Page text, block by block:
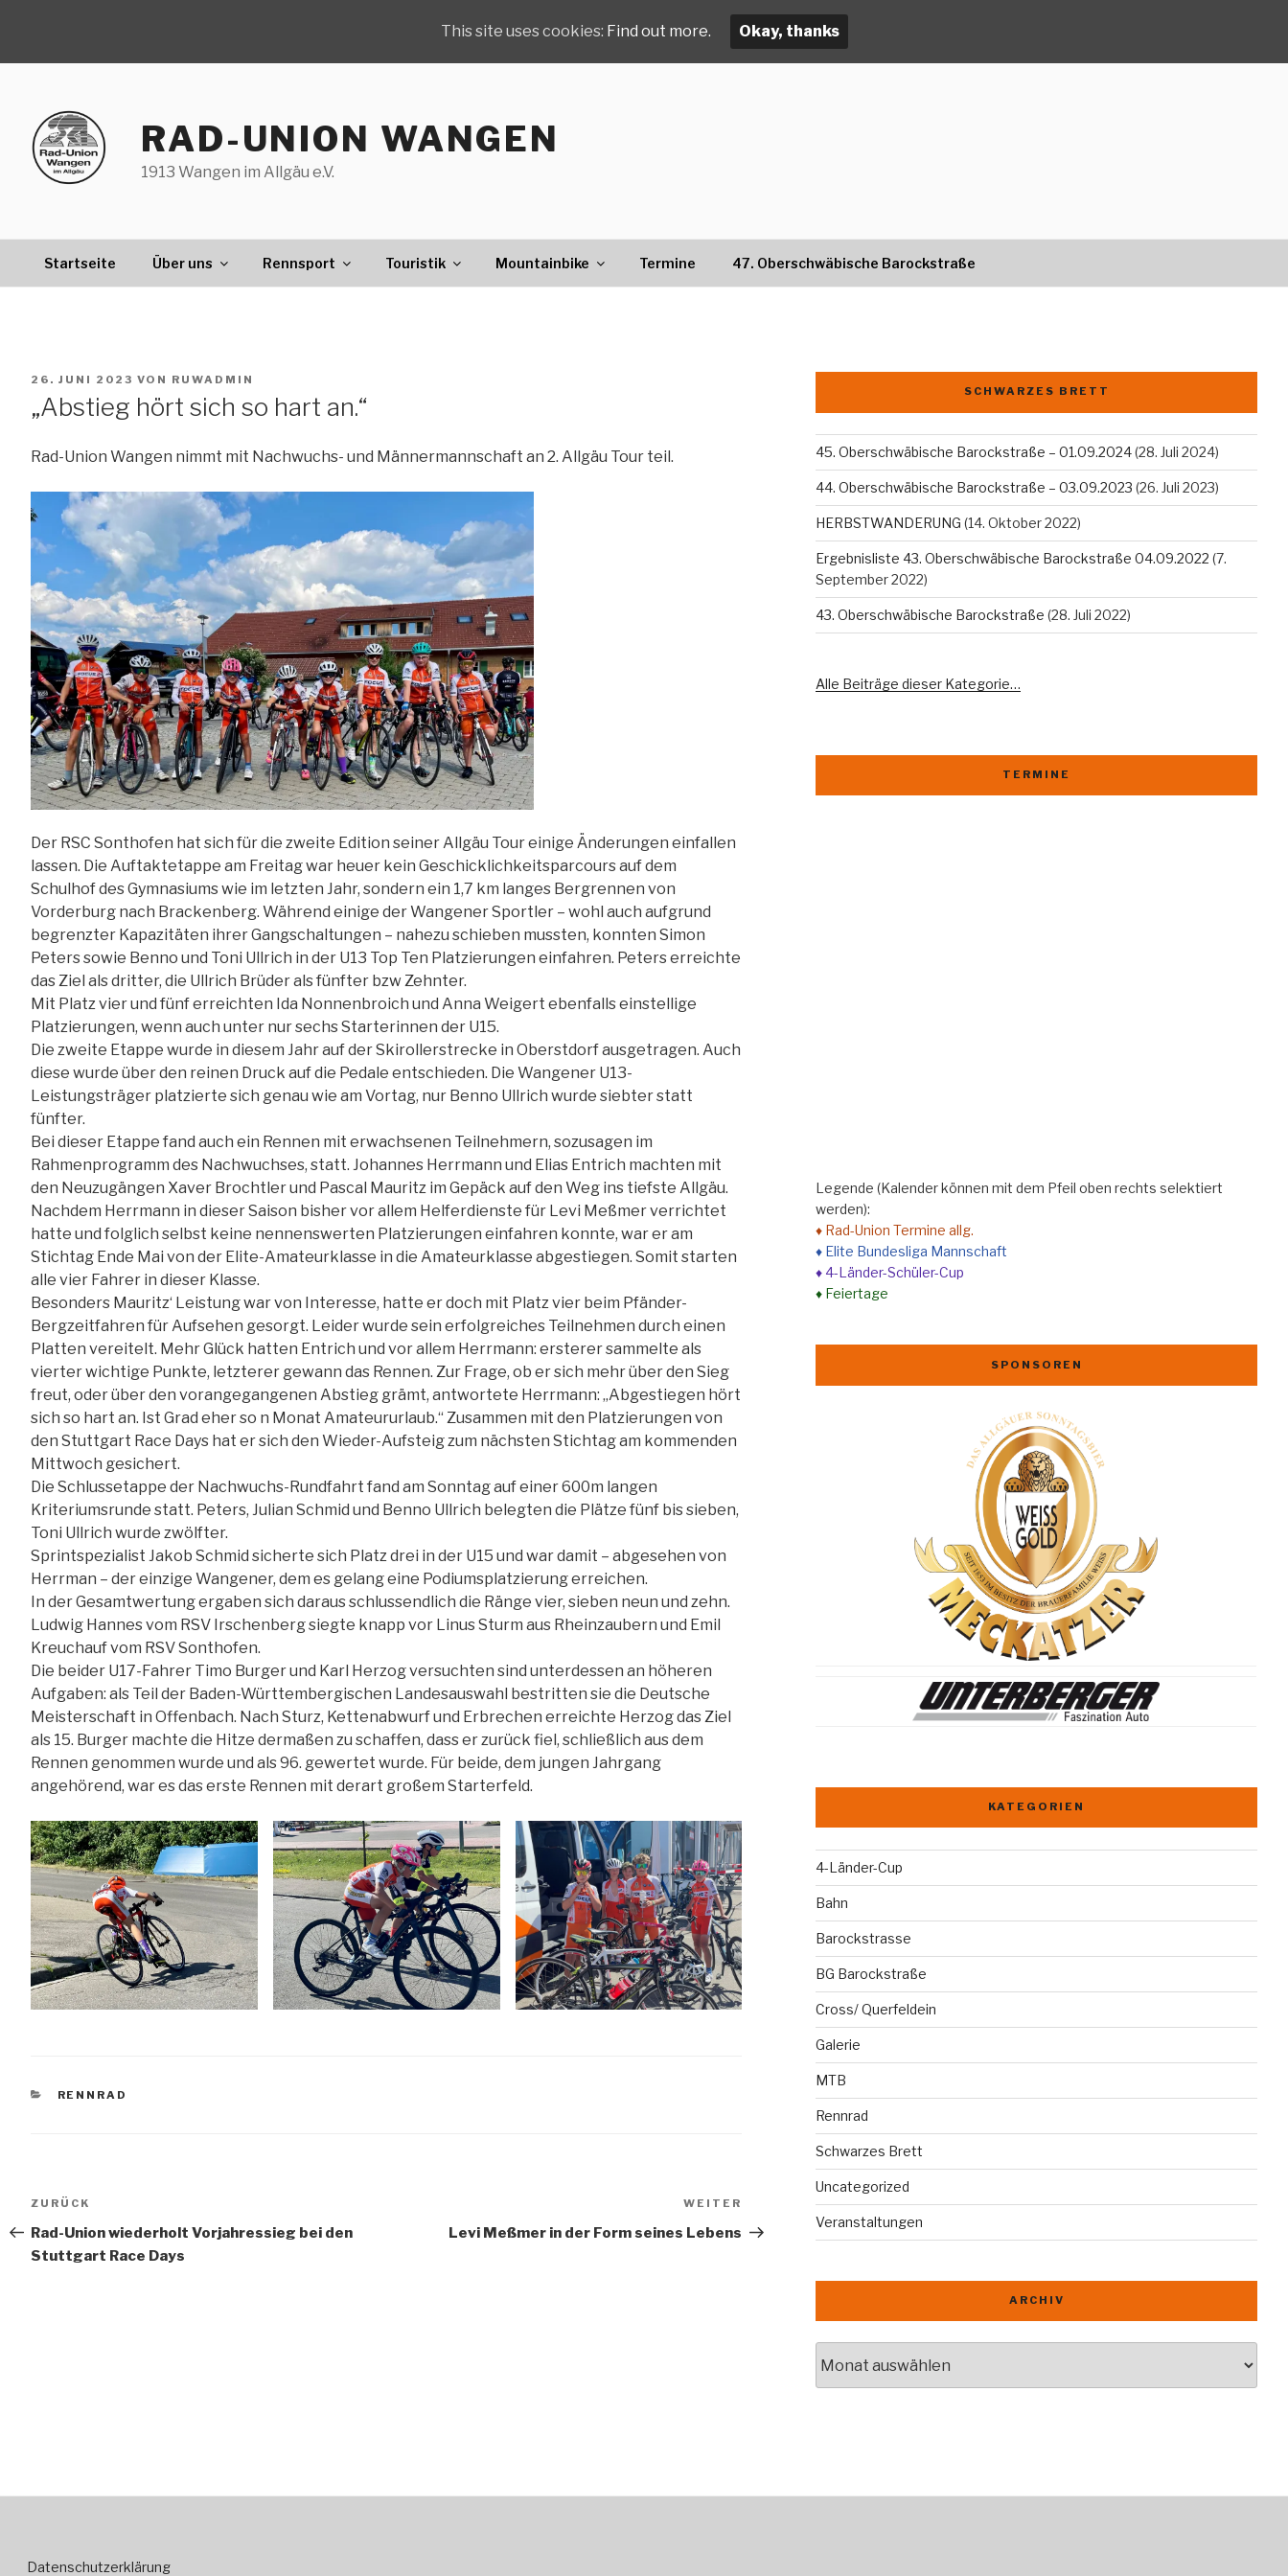
springen
RAD-UNION WANGEN
1913 Wangen im Allgäu e.V.
Startseite Über uns Rennsport Touristik Mountainbike Termine 47. Oberschwäbische Barockstraße
VERÖFFENTLICHT
26. JUNI 2023 VON RUWADMIN
„Abstieg hört sich so hart an.“
Rad-Union Wangen nimmt mit Nachwuchs- und Männermannschaft an 2. Allgäu Tour teil.
Der RSC Sonthofen hat sich für die zweite Edition seiner Allgäu Tour einige Änderungen einfallen
lassen. Die Auftaktetappe am Freitag war heuer kein Geschicklichkeitsparcours auf dem
Schulhof des Gymnasiums wie im letzten Jahr, sondern ein 1,7 km langes Bergrennen von
Vorderburg nach Brackenberg. Während einige der Wangener Sportler – wohl auch aufgrund
begrenzter Kapazitäten ihrer Gangschaltungen – nahezu schieben mussten, konnten Simon
Peters sowie Benno und Toni Ullrich in der U13 Top Ten Platzierungen einfahren. Peters erreichte
das Ziel als dritter, die Ullrich Brüder als fünfter bzw Zehnter.
Mit Platz vier und fünf erreichten Ida Nonnenbroich und Anna Weigert ebenfalls einstellige
Platzierungen, wenn auch unter nur sechs Starterinnen der U15.
Die zweite Etappe wurde in diesem Jahr auf der Skirollerstrecke in Oberstdorf ausgetragen. Auch
diese wurde über den reinen Druck auf die Pedale entschieden. Die Wangener U13-
Leistungsträger platzierte sich genau wie am Vortag, nur Benno Ullrich wurde siebter statt
fünfter.
Bei dieser Etappe fand auch ein Rennen mit erwachsenen Teilnehmern, sozusagen im
Rahmenprogramm des Nachwuchses, statt. Johannes Herrmann und Elias Entrich machten mit
den Neuzugängen Xaver Brochtler und Pascal Mauritz im Gepäck auf den Weg ins tiefste Allgäu.
Nachdem Herrmann in dieser Saison bisher vor allem Helferdienste für Levi Meßmer verrichtet
hatte und folglich selbst keine nennenswerten Platzierungen einfahren konnte, war er am
Stichtag Ende Mai von der Elite-Amateurklasse in die Amateurklasse abgestiegen. Somit starten
alle vier Fahrer in dieser Klasse.
Besonders Mauritz‘ Leistung war von Interesse, hatte er doch mit Platz vier beim Pfänder-
Bergzeitfahren für Aufsehen gesorgt. Leider wurde sein erfolgreiches Teilnehmen durch einen
Platten vereitelt. Mehr Glück hatten Entrich und vor allem Herrmann: ersterer sammelte als
vierter wichtige Punkte, letzterer gewann das Rennen. Zur Frage, ob er sich mehr über den Sieg
freut, oder über den vorangegangenen Abstieg grämt, antwortete Herrmann: „Abgestiegen hört
sich so hart an. Ist Grad eher so n Monat Amateururlaub.“ Zusammen mit den Platzierungen von
den Stuttgart Race Days hat er sich den Wieder-Aufsteig zum nächsten Stichtag am kommenden
Mittwoch gesichert.
Die Schlussetappe der Nachwuchs-Rundfahrt fand am Sonntag auf einer 600m langen
Kriteriumsrunde statt. Peters, Julian Schmid und Benno Ullrich belegten die Plätze fünf bis sieben,
Toni Ullrich wurde zwölfter.
Sprintspezialist Jakob Schmid sicherte sich Platz drei in der U15 und war damit – abgesehen von
Herrman – der einzige Wangener, dem es gelang eine Podiumsplatzierung erreichen.
In der Gesamtwertung ergaben sich daraus schlussendlich die Ränge vier, sieben neun und zehn.
Ludwig Hannes vom RSV Irschenberg siegte knapp vor Linus Sturm aus Rheinzaubern und Emil
Kreuchauf vom RSV Sonthofen.
Die beider U17-Fahrer Timo Burger und Karl Herzog versuchten sind unterdessen an höheren
Aufgaben: als Teil der Baden-Württembergischen Landesauswahl bestritten sie die Deutsche
Meisterschaft in Offenbach. Nach Sturz, Kettenabwurf und Erbrechen erreichte Herzog das Ziel
als 15. Burger machte die Hitze dermaßen zu schaffen, dass er zurück fiel, schließlich aus dem
Rennen genommen wurde und als 96. gewertet wurde. Für beide, dem jungen Jahrgang
angehörend, war es das erste Rennen mit derart großem Starterfeld.
KATEGORIEN
RENNRAD
Beitragsnavigation
Vorheriger
Beitrag
ZURÜCK
Rad-Union wiederholt Vorjahressieg bei den
Stuttgart Race Days
Beitrag
WEITER
Levi Meßmer in der Form seines Lebens
SCHWARZES BRETT
45. Oberschwäbische Barockstraße – 01.09.2024(28. Juli 2024)
44. Oberschwäbische Barockstraße – 03.09.2023 (26. Juli 2023)
HERBSTWANDERUNG (14. Oktober 2022)
Ergebnisliste 43. Oberschwäbische Barockstraße 04.09.2022 (7.
September 2022)
43. Oberschwäbische Barockstraße (28. Juli 2022)
Alle Beiträge dieser Kategorie…
TERMINE
Legende (Kalender können mit dem Pfeil oben rechts selektiert
werden):
♦ Rad-Union Termine allg.
♦ Elite Bundesliga Mannschaft
♦ 4-Länder-Schüler-Cup
♦ Feiertage
SPONSOREN
KATEGORIEN
4-Länder-Cup
Bahn
Barockstrasse
BG Barockstraße
Cross/ Querfeldein
Galerie
MTB
Rennrad
Schwarzes Brett
Uncategorized
Veranstaltungen
ARCHIV
Datenschutzerklärung
This site uses cookies: Find out more. Okay, thanks